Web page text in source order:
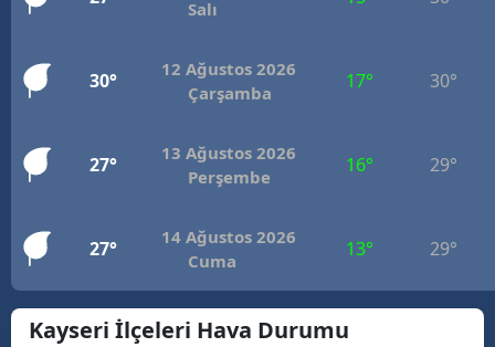
Kayseri
Kırşehir
Konya
Kütahya
Salı
30°
12 Ağustos 2026
Çarşamba
17° 30°
27°
13 Ağustos 2026
Perşembe
16° 29°
27°
14 Ağustos 2026
Cuma
13° 29°
Kayseri İlçeleri Hava Durumu